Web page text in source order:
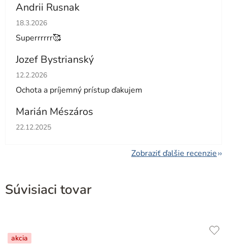
Andrii Rusnak
Hodnotenie obchodu je 5 z 5 hviezdičiek.
18.3.2026
Superrrrrr🥰
Jozef Bystrianský
Hodnotenie obchodu je 5 z 5 hviezdičiek.
12.2.2026
Ochota a príjemný prístup ďakujem
Marián Mészáros
Hodnotenie obchodu je 5 z 5 hviezdičiek.
22.12.2025
Zobraziť ďalšie recenzie
Súvisiaci tovar
akcia